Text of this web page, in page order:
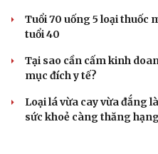
Du lịch
Tư vấn
Săn Tour
check-in
Tuổi 70 uống 5 loại thuốc
tuổi 40
Tại sao cần cấm kinh
mục đích y tế?
Loại lá vừa cay vừa đắng
sức khoẻ càng thăng